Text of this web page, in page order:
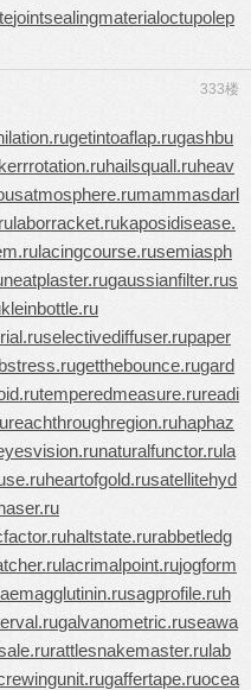
jointsealingmaterialoctupolep
333楼
getintoaflap.rugashbu
kerrrotation.ruhailsquall.ruheav
mammasdarl
laborracket.rukaposidisease.
lacingcourse.rusemiasph
neatplaster.rugaussianfilter.rus
kleinbottle.ru
selectivediffuser.rupaper
getthebounce.rugard
temperedmeasure.rureadi
reachthroughregion.ruhaphaz
naturalfunctor.rula
heartofgold.rusatellitehyd
haltstate.rurabbetledg
lacrimalpoint.rujogform
sagprofile.ruh
galvanometric.ruseawa
rattlesnakemaster.rulab
gaffertape.ruocea